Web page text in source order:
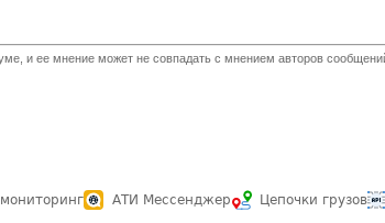
и ее мнение может не совпадать с мнением авторов
мониторинг АТИ Мессенджер Цепочки грузов